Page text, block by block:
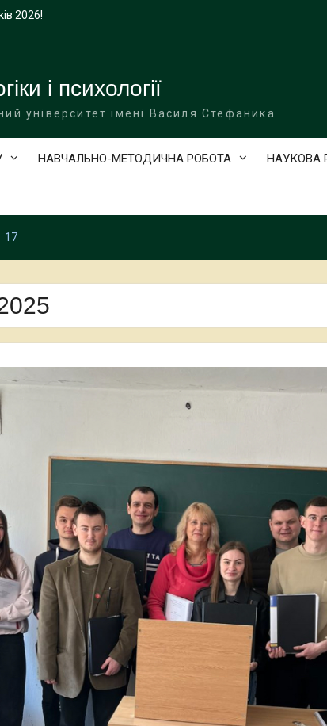
2026!
тему: “Оптимізація
з пауерліфтингу
на платформі
і психології
університет імені Василя Стефаника
НАВЧАЛЬНО-МЕТОДИЧНА РОБОТА НАУКОВА
17